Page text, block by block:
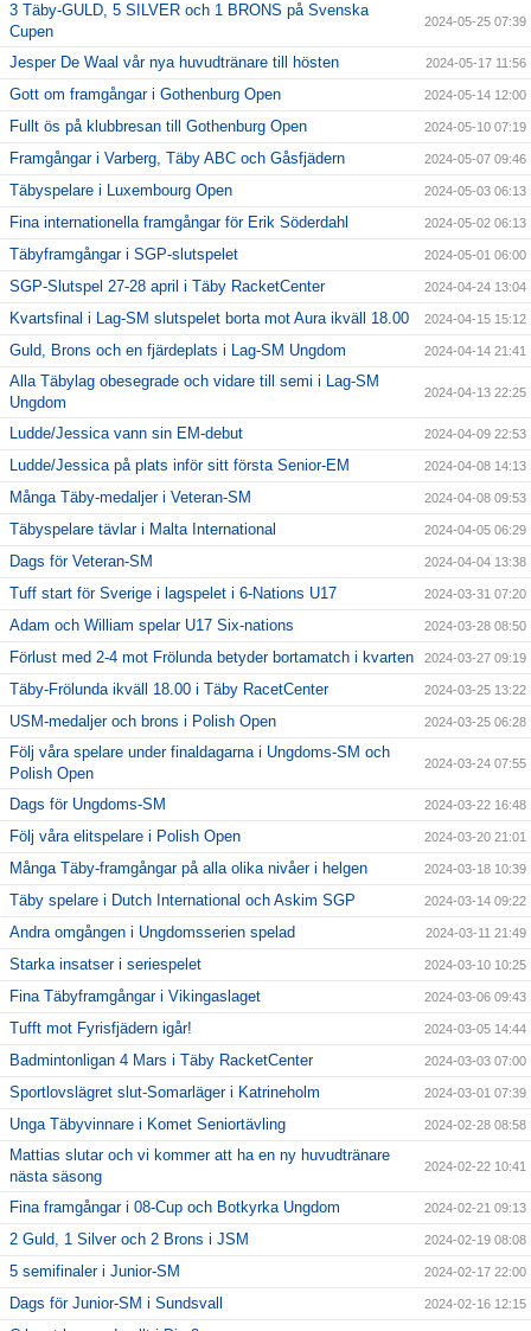
3 Täby-GULD, 5 SILVER och 1 BRONS på Svenska
Cupen
2024-05-25 07:39
Jesper De Waal vår nya huvudtränare till hösten 2024-05-17 11:56
Gott om framgångar i Gothenburg Open 2024-05-14 12:00
Fullt ös på klubbresan till Gothenburg Open 2024-05-10 07:19
Framgångar i Varberg, Täby ABC och Gåsfjädern 2024-05-07 09:46
Täbyspelare i Luxembourg Open 2024-05-03 06:13
Fina internationella framgångar för Erik Söderdahl 2024-05-02 06:13
Täbyframgångar i SGP-slutspelet 2024-05-01 06:00
SGP-Slutspel 27-28 april i Täby RacketCenter 2024-04-24 13:04
Kvartsfinal i Lag-SM slutspelet borta mot Aura ikväll 18.00 2024-04-15 15:12
Guld, Brons och en fjärdeplats i Lag-SM Ungdom 2024-04-14 21:41
Alla Täbylag obesegrade och vidare till semi i Lag-SM
Ungdom
2024-04-13 22:25
Ludde/Jessica vann sin EM-debut 2024-04-09 22:53
Ludde/Jessica på plats inför sitt första Senior-EM 2024-04-08 14:13
Många Täby-medaljer i Veteran-SM 2024-04-08 09:53
Täbyspelare tävlar i Malta International 2024-04-05 06:29
Dags för Veteran-SM 2024-04-04 13:38
Tuff start för Sverige i lagspelet i 6-Nations U17 2024-03-31 07:20
Adam och William spelar U17 Six-nations 2024-03-28 08:50
Förlust med 2-4 mot Frölunda betyder bortamatch i kvarten 2024-03-27 09:19
Täby-Frölunda ikväll 18.00 i Täby RacetCenter 2024-03-25 13:22
USM-medaljer och brons i Polish Open 2024-03-25 06:28
Följ våra spelare under finaldagarna i Ungdoms-SM och
Polish Open
2024-03-24 07:55
Dags för Ungdoms-SM 2024-03-22 16:48
Följ våra elitspelare i Polish Open 2024-03-20 21:01
Många Täby-framgångar på alla olika nivåer i helgen 2024-03-18 10:39
Täby spelare i Dutch International och Askim SGP 2024-03-14 09:22
Andra omgången i Ungdomsserien spelad 2024-03-11 21:49
Starka insatser i seriespelet 2024-03-10 10:25
Fina Täbyframgångar i Vikingaslaget 2024-03-06 09:43
Tufft mot Fyrisfjädern igår! 2024-03-05 14:44
Badmintonligan 4 Mars i Täby RacketCenter 2024-03-03 07:00
Sportlovslägret slut-Somarläger i Katrineholm 2024-03-01 07:39
Unga Täbyvinnare i Komet Seniortävling 2024-02-28 08:58
Mattias slutar och vi kommer att ha en ny huvudtränare
nästa säsong
2024-02-22 10:41
Fina framgångar i 08-Cup och Botkyrka Ungdom 2024-02-21 09:13
2 Guld, 1 Silver och 2 Brons i JSM 2024-02-19 08:08
5 semifinaler i Junior-SM 2024-02-17 22:00
Dags för Junior-SM i Sundsvall 2024-02-16 12:15